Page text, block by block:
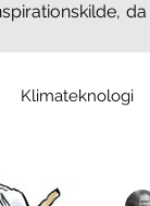
Klimateknologi